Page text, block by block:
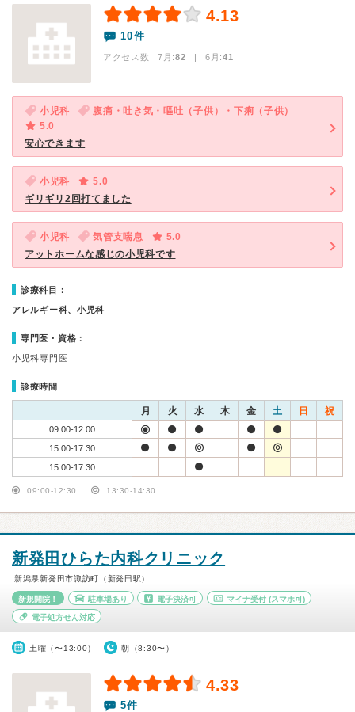
4.13
10件
アクセス数 7月:82 | 6月:41
小児科
腹痛・吐き気・嘔吐（子供）・下痢（子供）
5.0
安心できます
小児科
5.0
ギリギリ2回打てました
小児科 気管支喘息
5.0
アットホームな感じの小児科です
診療科目：
アレルギー科、小児科
専門医・資格：
小児科専門医
診療時間
月 火 水 木 金 土 日 祝
09:00-12:00
15:00-17:30
15:00-17:30
09:00-12:30 13:30-14:30
新発田ひらた内科クリニック
新潟県新発田市諏訪町（新発田駅）
新規開院！ 駐車場あり 電子決済可 マイナ受付 (スマホ可)
電子処方せん対応
土曜（〜13:00） 朝（8:30〜）
4.33
5件